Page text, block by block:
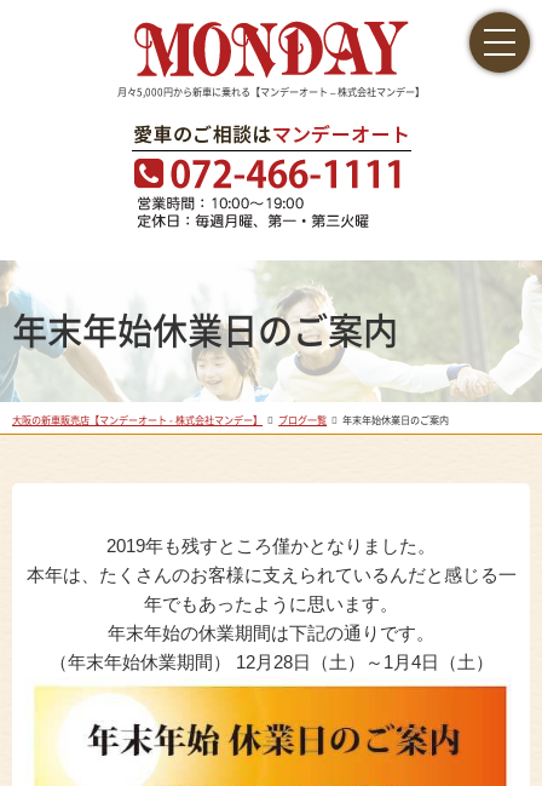
月々5,000円から新車に乗れる【マンデーオート – 株式会社マンデー】
年末年始休業日のご案内
大阪の新車販売店【マンデーオート - 株式会社マンデー】 ブログ一覧 年末年始休業日のご案内
2019年も残すところ僅かとなりました。
本年は、たくさんのお客様に支えられているんだと感じる一
年でもあったように思います。
年末年始の休業期間は下記の通りです。
（年末年始休業期間） 12月28日（土）～1月4日（土）